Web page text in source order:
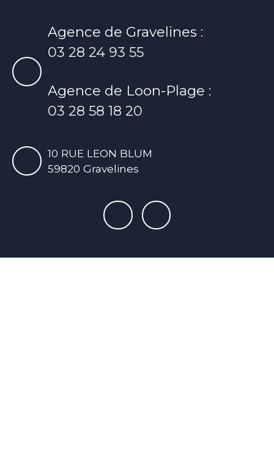
Agence de Gravelines :
03 28 24 93 55
Agence de Loon-Plage :
03 28 58 18 20
10 RUE LEON BLUM
59820 Gravelines